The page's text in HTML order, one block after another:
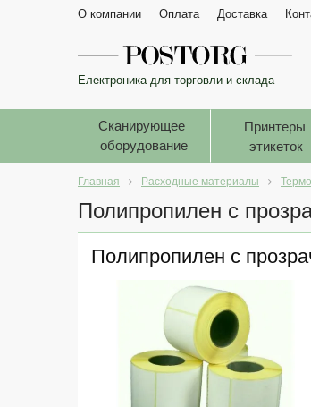
О компании Оплата Доставка
Електроника для торговли и склада
Сканирующее
оборудование
Принтеры
этикеток
Главная Расходные материалы
Полипропилен с
Полипропилен с